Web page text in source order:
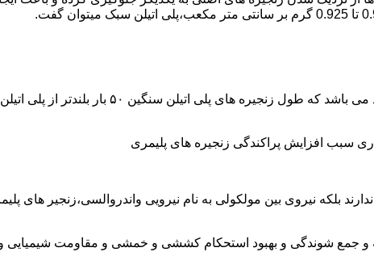
پلی اتیلن سنگین مثل پلی اتیلن سبک از اتم های هیدروژن و کربن
سبب افزایش پراکندگی زنجیره های پلیمری
بلکه نیروی بین مولکولی به نام نیرویی واندروالسی،زنجیر های
و جمع شوندگی و بهبود استحکام کششی و خمشی و مقاومت شیمیایی